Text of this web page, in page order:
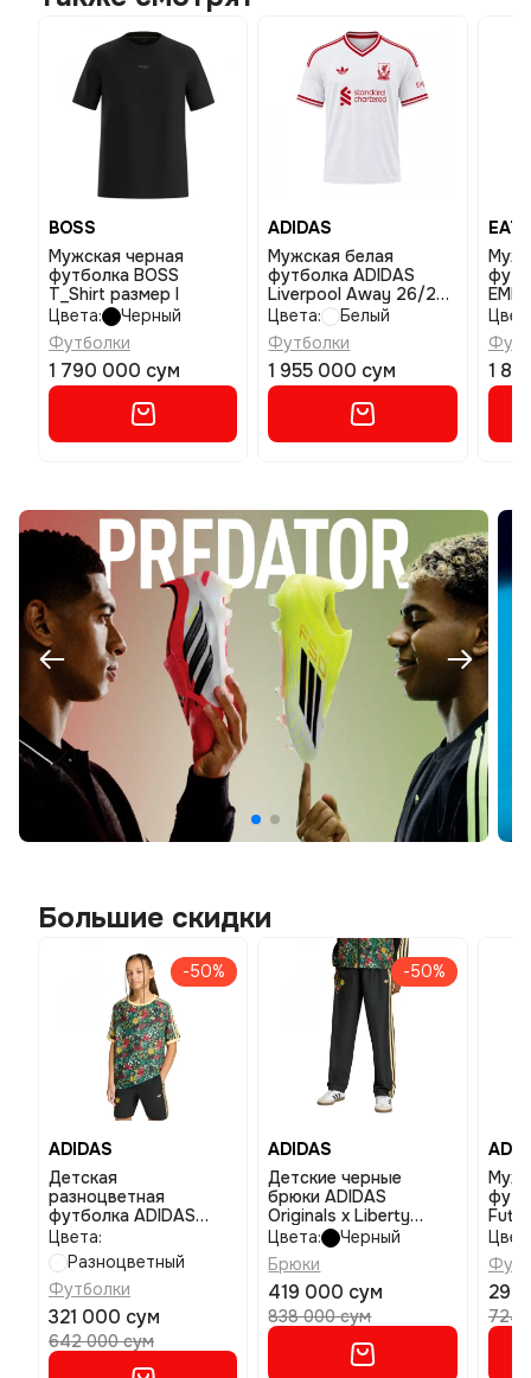
BOSS
Мужская черная
футболка BOSS
T_Shirt размер l
Цвета:
Черный
Футболки
1 790 000 сум
ADIDAS
Мужская белая
футболка ADIDAS
Liverpool Away 26/27
размер xl
Цвета:
Белый
Футболки
1 955 000 сум
EA7
Gold
1
Большие скидки
-50%
ADIDAS
Детская
разноцветная
футболка ADIDAS
Liberty Tee размер 128
Цвета:
Разноцветный
Футболки
321 000 сум
642 000 сум
-50%
ADIDAS
Детские черные
брюки ADIDAS
Originals x Liberty
London размер 128
Цвета:
Черный
Брюки
419 000 сум
838 000 сум
290
724